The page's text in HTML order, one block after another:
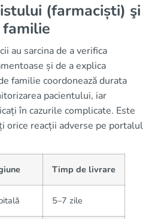
(farmaciști) şi
au sarcina de a verifica
și de a explica
familie coordonează durata
pacientului, iar
în cazurile complicate. Este
orice reacții adverse pe portalul
Timp de livrare
5–7 zile